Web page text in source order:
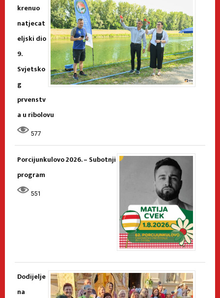
krenuo
natjecat
eljski dio
9.
Svjetsko
g
prvenstv
a u ribolovu
577
Porcijunkulovo 2026. – Subotnji
program
551
Dodijelje
na